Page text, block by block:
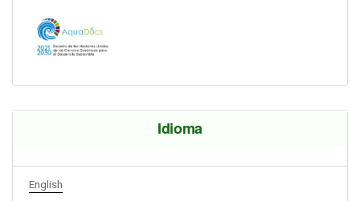
Idioma
English